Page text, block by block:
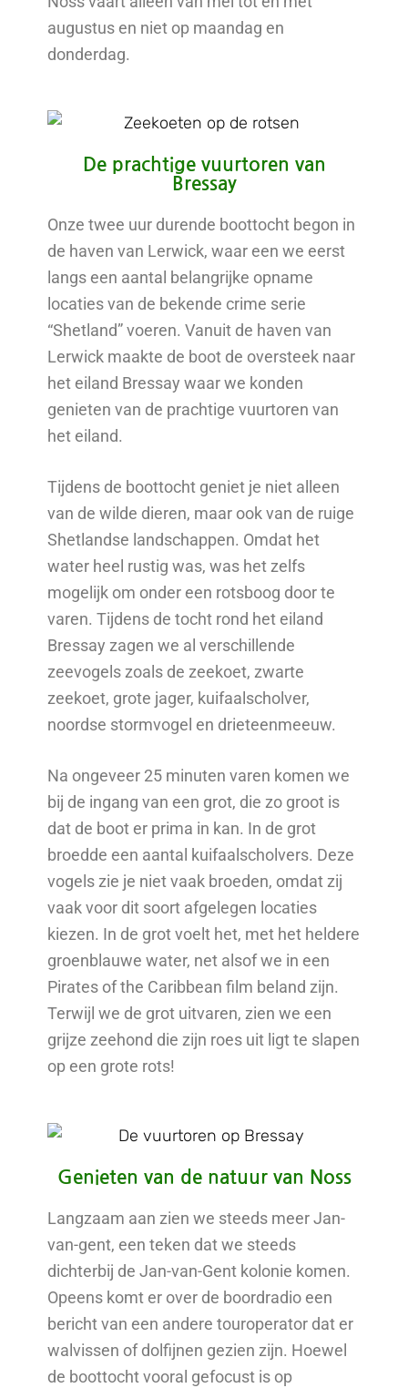
augustus en niet op maandag en
donderdag.
De prachtige vuurtoren van
Bressay
Onze twee uur durende boottocht begon in
de haven van Lerwick, waar een we eerst
langs een aantal belangrijke opname
locaties van de bekende crime serie
“Shetland” voeren. Vanuit de haven van
Lerwick maakte de boot de oversteek naar
het eiland Bressay waar we konden
genieten van de prachtige vuurtoren van
het eiland.
Tijdens de boottocht geniet je niet alleen
van de wilde dieren, maar ook van de ruige
Shetlandse landschappen. Omdat het
water heel rustig was, was het zelfs
mogelijk om onder een rotsboog door te
varen. Tijdens de tocht rond het eiland
Bressay zagen we al verschillende
zeevogels zoals de zeekoet, zwarte
zeekoet, grote jager, kuifaalscholver,
noordse stormvogel en drieteenmeeuw.
Na ongeveer 25 minuten varen komen we
bij de ingang van een grot, die zo groot is
dat de boot er prima in kan. In de grot
broedde een aantal kuifaalscholvers. Deze
vogels zie je niet vaak broeden, omdat zij
vaak voor dit soort afgelegen locaties
kiezen. In de grot voelt het, met het heldere
groenblauwe water, net alsof we in een
Pirates of the Caribbean film beland zijn.
Terwijl we de grot uitvaren, zien we een
grijze zeehond die zijn roes uit ligt te slapen
op een grote rots!
Genieten van de natuur van Noss
Langzaam aan zien we steeds meer Jan-
van-gent, een teken dat we steeds
dichterbij de Jan-van-Gent kolonie komen.
Opeens komt er over de boordradio een
bericht van een andere touroperator dat er
walvissen of dolfijnen gezien zijn. Hoewel
de boottocht vooral gefocust is op